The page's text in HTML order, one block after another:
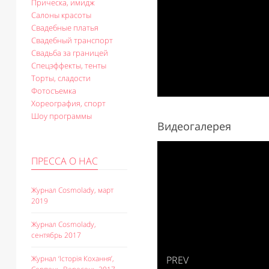
Прическа, имидж
Салоны красоты
Свадебные платья
Свадебный транспорт
Свадьба за границей
Спецэффекты, тенты
Торты, сладости
Фотосъемка
Хореография, спорт
Шоу программы
ПРЕССА О НАС
Журнал Cosmolady, март
2019
Журнал Cosmolady,
сентябрь 2017
Журнал ‘Історія Кохання’,
Видеогалерея
PREV